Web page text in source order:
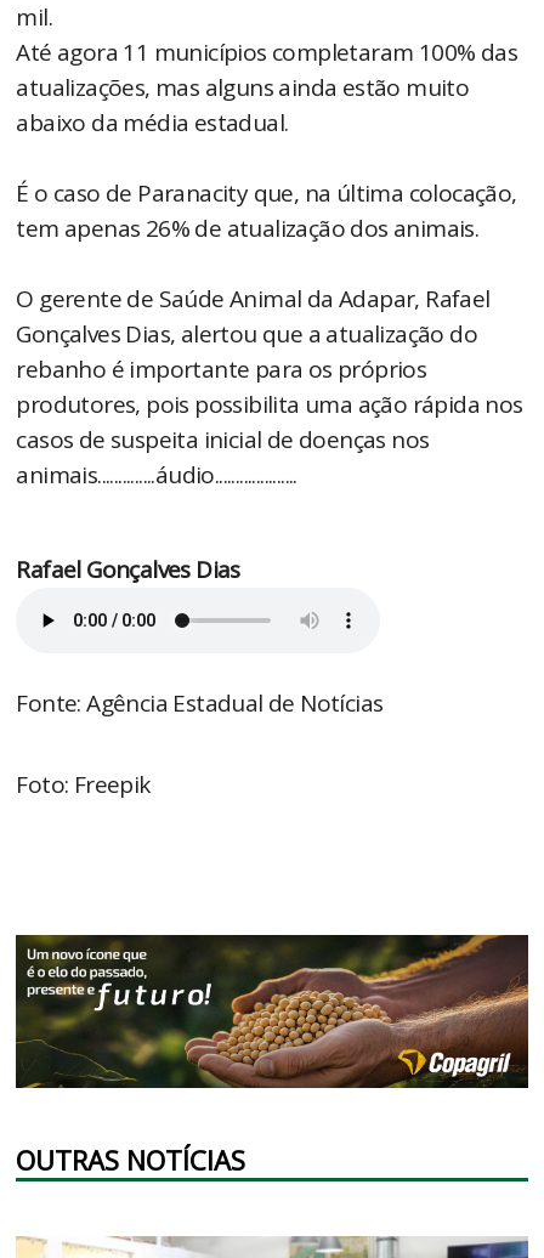
mil.
Até agora 11 municípios completaram 100% das
atualizações, mas alguns ainda estão muito
abaixo da média estadual.
É o caso de Paranacity que, na última colocação,
tem apenas 26% de atualização dos animais.
O gerente de Saúde Animal da Adapar, Rafael
Gonçalves Dias, alertou que a atualização do
rebanho é importante para os próprios
produtores, pois possibilita uma ação rápida nos
casos de suspeita inicial de doenças nos
animais..............áudio....................
Rafael Gonçalves Dias
Fonte: Agência Estadual de Notícias
Foto: Freepik
OUTRAS NOTÍCIAS